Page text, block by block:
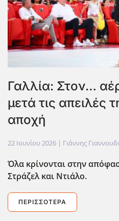
Γαλλία: Στον…
μετά τις απειλές
αποχή
22 Ιουνίου 2026 | Γιάννης
Όλα κρίνονται στην
Στράζελ και Ντιάλο.
ΠΕΡΙΣΣΌΤΕΡΑ